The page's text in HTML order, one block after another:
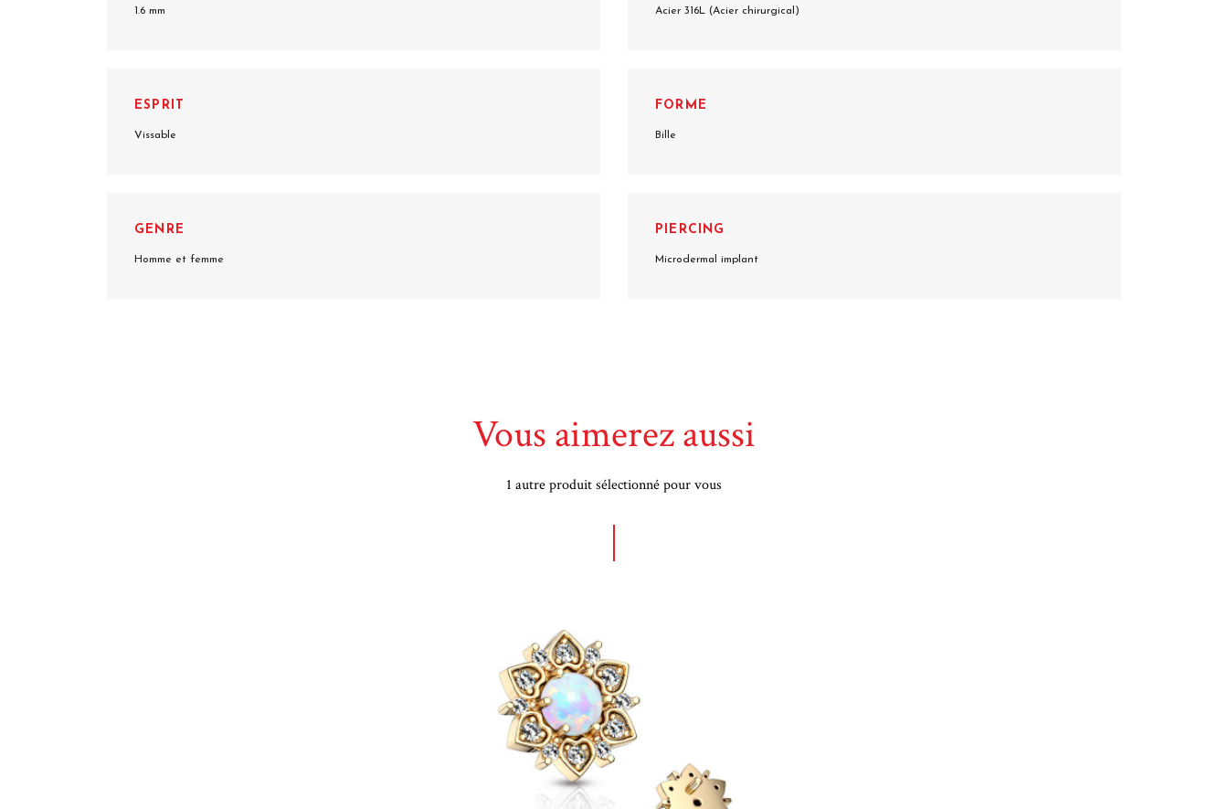
1.6 mm Acier 316L (Acier chirurgical)
ESPRIT
Vissable
FORME
Bille
GENRE
Homme et femme
PIERCING
Microdermal implant
Vous aimerez aussi
1 autre produit sélectionné pour vous